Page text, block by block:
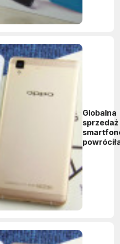
Globalna
sprzedaż